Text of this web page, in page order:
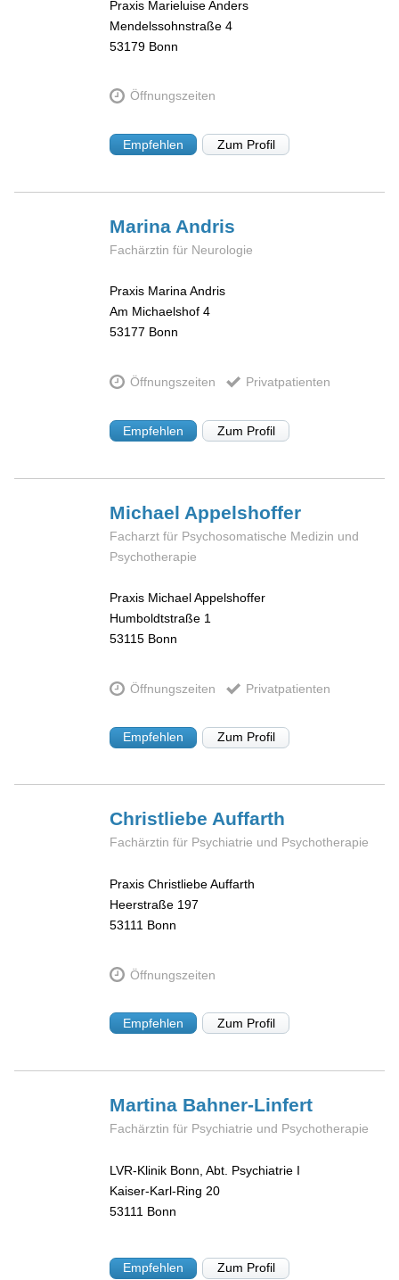
Praxis Marieluise Anders
Mendelssohnstraße 4
53179 Bonn
Öffnungszeiten
Empfehlen Zum Profil
Marina Andris
Fachärztin für Neurologie
Praxis Marina Andris
Am Michaelshof 4
53177 Bonn
Öffnungszeiten Privatpatienten
Empfehlen Zum Profil
Michael Appelshoffer
Facharzt für Psychosomatische Medizin und
Psychotherapie
Praxis Michael Appelshoffer
Humboldtstraße 1
53115 Bonn
Öffnungszeiten Privatpatienten
Empfehlen Zum Profil
Christliebe Auffarth
Fachärztin für Psychiatrie und Psychotherapie
Praxis Christliebe Auffarth
Heerstraße 197
53111 Bonn
Öffnungszeiten
Empfehlen Zum Profil
Martina Bahner-Linfert
Fachärztin für Psychiatrie und Psychotherapie
LVR-Klinik Bonn, Abt. Psychiatrie I
Kaiser-Karl-Ring 20
53111 Bonn
Empfehlen Zum Profil